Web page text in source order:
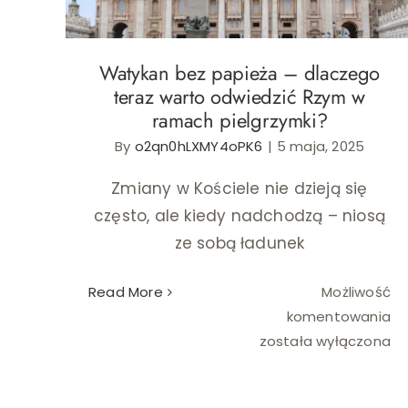
Watykan bez papieża – dlaczego
teraz warto odwiedzić Rzym w
ramach pielgrzymki?
By o2qn0hLXMY4oPK6 | 5 maja, 2025
Zmiany w Kościele nie dzieją się
często, ale kiedy nadchodzą – niosą
ze sobą ładunek
Read More
Możliwość
komentowania
została wyłączona